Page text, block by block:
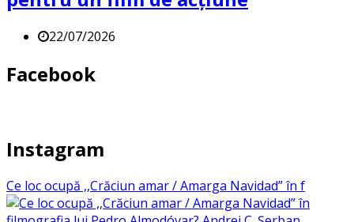
22/07/2026
Facebook
Instagram
Ce loc ocupă ,,Crăciun amar / Amarga Navidad” în f